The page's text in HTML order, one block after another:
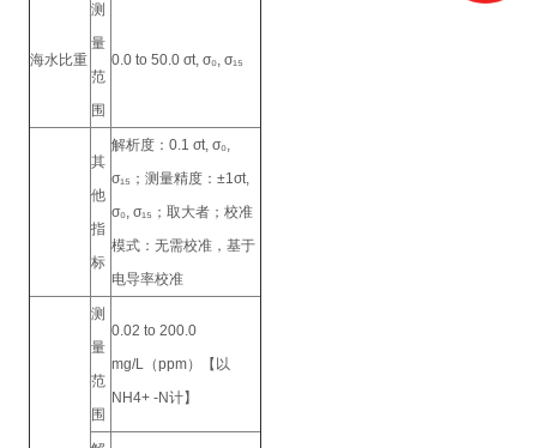
海水比重
测
量
范
围
0.0 to 50.0 σt, σ₀, σ₁₅
其
他
指
标
解析度：0.1 σt, σ₀,
σ₁₅；测量精度：±1σt,
σ₀, σ₁₅；取大者；校准
模式：无需校准，基于
电导率校准
测
量
范
围
0.02 to 200.0
mg/L（ppm）【以
NH4+ -N计】